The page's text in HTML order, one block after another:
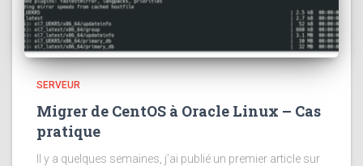
SERVEUR
Migrer de CentOS à Oracle Linux – Cas
pratique
Il y a quelques semaines, j’ai publié un premier article sur